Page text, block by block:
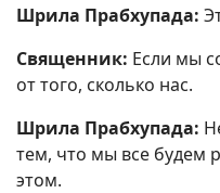
Шрила Прабхупада:
Священник: Если мы
от того, сколько нас.
Шрила Прабхупада:
тем, что мы все будем
этом.